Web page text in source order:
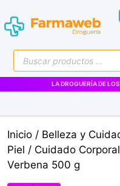
al
contenido
Búsqueda
de
productos
Inicio / Belleza y
Piel / Cuidado Corporal
Verbena 500 g